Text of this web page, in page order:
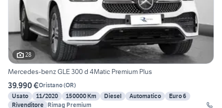
28
Mercedes-benz GLE 300 d 4Matic Premium Plus
39.990 €Oristano(OR)
Usato
11/2020 150000 Km Diesel Automatico
Euro 6
Rivenditore Rimag Premium